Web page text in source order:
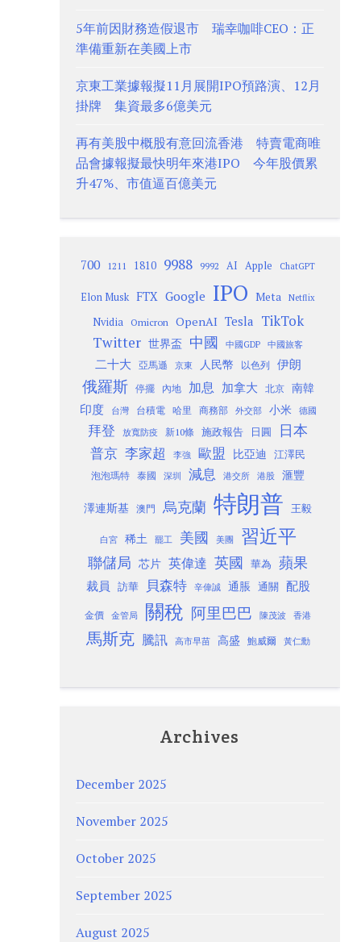
5年前因財務造假退市 瑞幸咖啡CEO：正
準備重新在美國上市
京東工業據報擬11月展開IPO預路演、12月
掛牌 集資最多6億美元
再有美股中概股有意回流香港 特賣電商唯
品會據報擬最快明年來港IPO 今年股價累
升47%、市值逼百億美元
700 1211 1810 9988 9992 AI Apple ChatGPT
Elon Musk FTX Google IPO Meta Netflix
Nvidia Omicron OpenAI Tesla TikTok
Twitter 世界盃 中國 中國GDP 中國旅客
二十大 亞馬遜 京東 人民幣 以色列 伊朗
俄羅斯 停擺 內地 加息 加拿大 北京
南韓
印度
台灣 台積電 哈里 商務部 外交部 小米 德國
拜登 放寬防疫 新10條 施政報告 日圓 日本
普京 李家超 李強 歐盟 比亞迪 江澤民
泡泡瑪特 泰國 深圳 減息 港交所 港股 滙豐
澤連斯基 澳門 烏克蘭 特朗普 王毅
白宮 稀土 罷工 美國 美團 習近平
聯儲局 芯片 英偉達 英國 華為 蘋果
裁員 訪華 貝森特 辛偉誠 通脹 通關 配股
金價 金管局 關稅 阿里巴巴 陳茂波 香港
馬斯克 騰訊 高市早苗 高盛 鮑威爾 黃仁勳
Archives
December 2025
November 2025
October 2025
September 2025
August 2025